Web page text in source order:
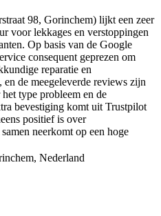
98, Gorinchem) lijkt een zeer
voor lekkages en verstoppingen
Op basis van de Google
consequent geprezen om
reparatie en
de meegeleverde reviews zijn
type probleem en de
bevestiging komt uit Trustpilot
positief is over
neerkomt op een hoge
Nederland